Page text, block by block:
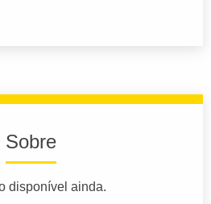
Sobre
disponível ainda.